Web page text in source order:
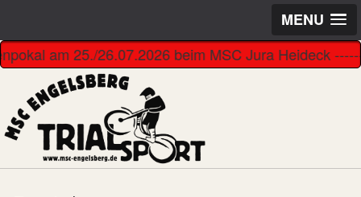
MENU
am 25./26.07.2026 beim MSC Jura Heideck